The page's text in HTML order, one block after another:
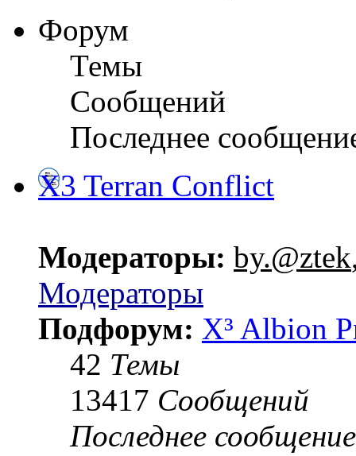
Форум
Темы
Сообщений
Последнее
X3 Terran Conflict
Модераторы: by.@ztek
Модераторы
Подфорум: X³ Albion
42 Темы
13417 Сообщений
Последнее сообщение